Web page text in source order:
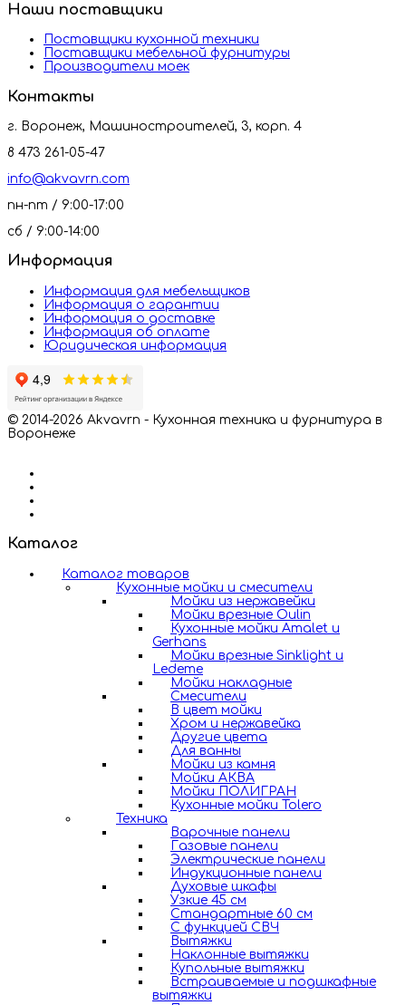
Наши поставщики
Поставщики кухонной техники
Поставщики мебельной фурнитуры
Производители моек
Контакты
г. Воронеж, Машиностроителей, 3, корп. 4
8 473 261-05-47
info@akvavrn.com
пн-пт / 9:00-17:00
сб / 9:00-14:00
Информация
Информация для мебельщиков
Информация о гарантии
Информация о доставке
Информация об оплате
Юридическая информация
© 2014-2026 Akvavrn - Кухонная техника и фурнитура в
Воронеже
Каталог
Каталог товаров
Кухонные мойки и смесители
Мойки из нержавейки
Мойки врезные Oulin
Кухонные мойки Amalet и
Gerhans
Мойки врезные Sinklight и
Ledeme
Мойки накладные
Смесители
В цвет мойки
Хром и нержавейка
Другие цвета
Для ванны
Мойки из камня
Мойки АКВА
Мойки ПОЛИГРАН
Кухонные мойки Tolero
Техника
Варочные панели
Газовые панели
Электрические панели
Индукционные панели
Духовые шкафы
Узкие 45 см
Стандартные 60 см
С функцией СВЧ
Вытяжки
Наклонные вытяжки
Купольные вытяжки
Встраиваемые и подшкафные
вытяжки